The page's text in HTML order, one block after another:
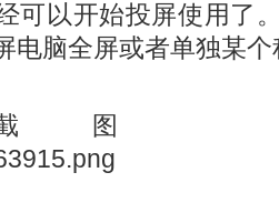
可以开始投屏使用了
电脑全屏或者单独某